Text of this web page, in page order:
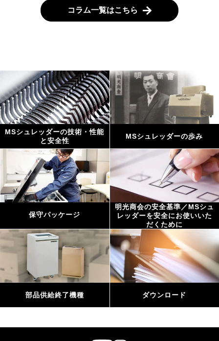
コラム一覧はこちら
MSシュレッダーの技術・性能
と安全性
MSシュレッダーの歩み
保守パッケージ
明光商会の安全基準／MSシュ
レッダーを安全にお使いいた
だくために
部品供給終了機種 ダウンロード